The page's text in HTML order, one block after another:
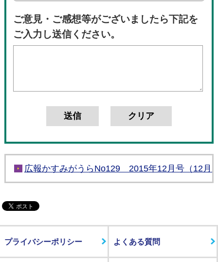
ご意見・ご感想等がございましたら下記を
ご入力し送信ください。
広報かすみがうらNo129 2015年12月号（12月
プライバシーポリシー よくある質問